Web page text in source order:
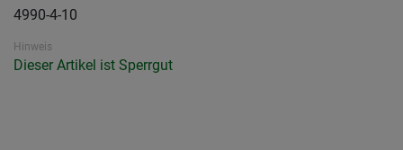
4990-4-10
Hinweis
Dieser Artikel ist Sperrgut